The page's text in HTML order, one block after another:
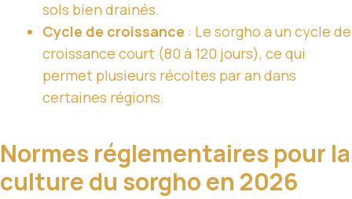
sols bien drainés.
Cycle de croissance : Le sorgho a un cycle de
croissance court (80 à 120 jours), ce qui
permet plusieurs récoltes par an dans
certaines régions.
Normes réglementaires pour la
culture du sorgho en 2026